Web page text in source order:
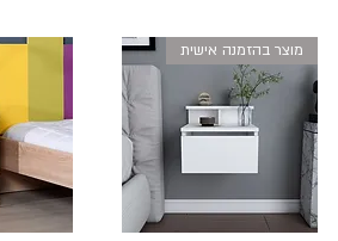
מוצר בהזמנה אישית